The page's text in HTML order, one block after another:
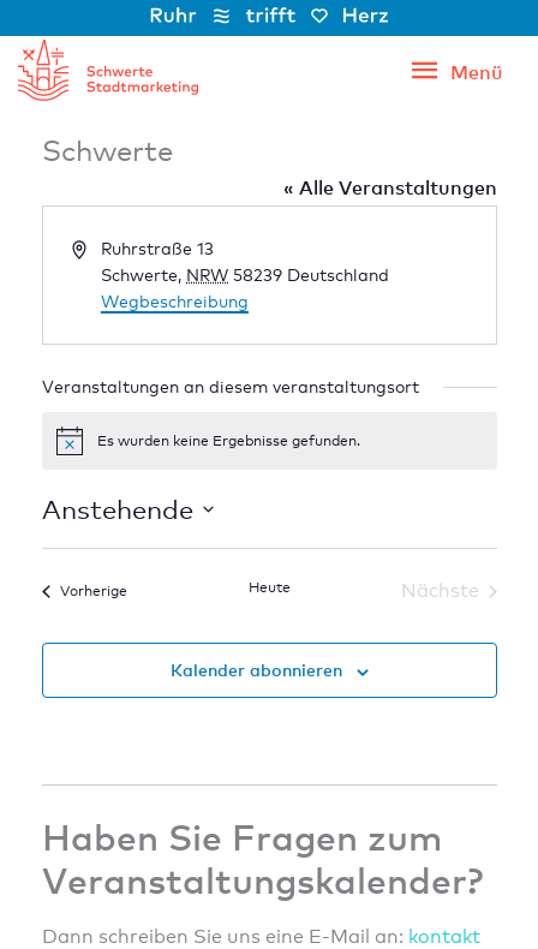
Inhalt
springen
Menü
Menü
Schwerte
« Alle Veranstaltungen
AdresseRuhrstraße 13
Schwerte, NRW 58239 Deutschland
Wegbeschreibung
Veranstaltungen an diesem veranstaltungsort
HinweisEs wurden keine Ergebnisse gefunden.
Anstehende
Datum
VorherigeVeranstaltungen Heute
Nächste
Kalender abonnieren
Haben Sie Fragen zum
Veranstaltungskalender?
Dann schreiben Sie uns eine E-Mail an: kontakt